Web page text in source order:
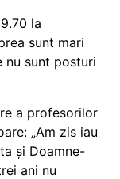
la
sunt mari
nu sunt posturi
a profesorilor
„Am zis iau
și Doamne-
ani nu